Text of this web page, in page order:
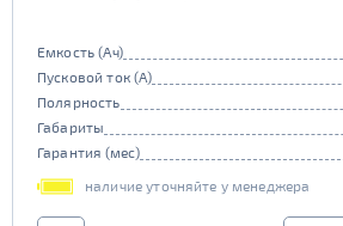
Емкость (Ач)
Пусковой ток (А)
Полярность
Габариты
Гарантия (мес)
наличие уточняйте у менеджера